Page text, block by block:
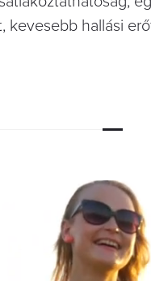
kevesebb hallási